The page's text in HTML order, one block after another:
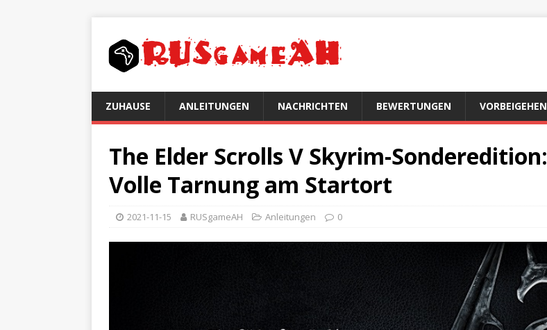
ZUHAUSE ANLEITUNGEN NACHRICHTEN BEWERTUNGEN VORBEIGEHEN
The Elder Scrolls V Skyrim-Sonderedition:
Volle Tarnung am Startort
2021-11-15 RUSgameAH Anleitungen 0